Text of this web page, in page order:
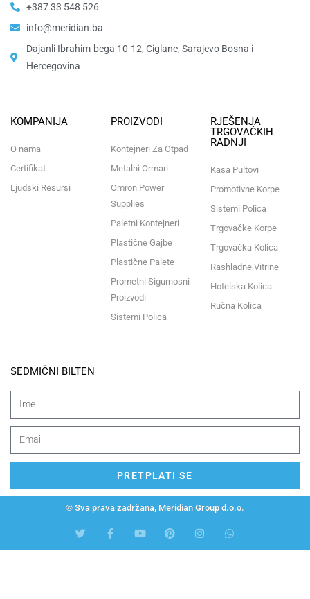
+387 33 548 526
info@meridian.ba
Dajanli Ibrahim-bega 10-12, Ciglane, Sarajevo Bosna i
Hercegovina​
KOMPANIJA
O nama
Certifikat
Ljudski Resursi
PROIZVODI
Kontejneri Za Otpad
Metalni Ormari
Omron Power
Supplies
Paletni Kontejneri
Plastične Gajbe
Plastične Palete
Prometni Sigurnosni
Proizvodi
Sistemi Polica
RJEŠENJA
TRGOVAČKIH
RADNJI
Kasa Pultovi
Promotivne Korpe
Sistemi Polica
Trgovačke Korpe
Trgovačka Kolica
Rashladne Vitrine
Hotelska Kolica
Ručna Kolica
SEDMIČNI BILTEN
PRETPLATI SE
© Sva prava zadržana, Meridian Group d.o.o.